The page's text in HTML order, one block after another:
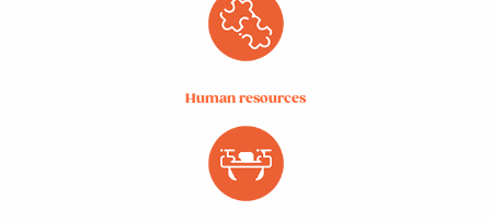
Human resources